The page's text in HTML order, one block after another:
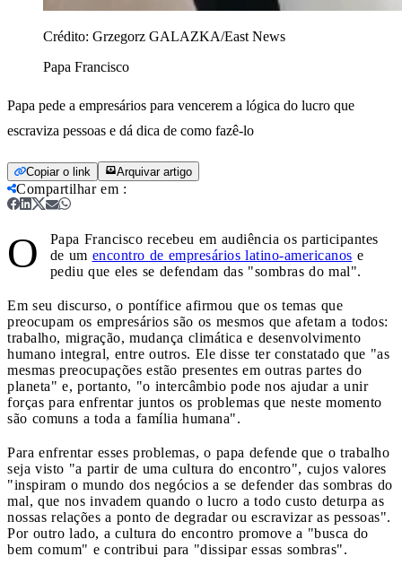
Crédito: Grzegorz GALAZKA/East News
Papa Francisco
Papa pede a empresários para vencerem a lógica do lucro que
escraviza pessoas e dá dica de como fazê-lo
Copiar o link Arquivar artigo
Compartilhar em :
O
Papa Francisco recebeu em audiência os participantes
de um encontro de empresários latino-americanos e
pediu que eles se defendam das "sombras do mal".
Em seu discurso, o pontífice afirmou que os temas que
preocupam os empresários são os mesmos que afetam a todos:
trabalho, migração, mudança climática e desenvolvimento
humano integral, entre outros. Ele disse ter constatado que "as
mesmas preocupações estão presentes em outras partes do
planeta" e, portanto, "o intercâmbio pode nos ajudar a unir
forças para enfrentar juntos os problemas que neste momento
são comuns a toda a família humana".
Para enfrentar esses problemas, o papa defende que o trabalho
seja visto "a partir de uma cultura do encontro", cujos valores
"inspiram o mundo dos negócios a se defender das sombras do
mal, que nos invadem quando o lucro a todo custo deturpa as
nossas relações a ponto de degradar ou escravizar as pessoas".
Por outro lado, a cultura do encontro promove a "busca do
bem comum" e contribui para "dissipar essas sombras".